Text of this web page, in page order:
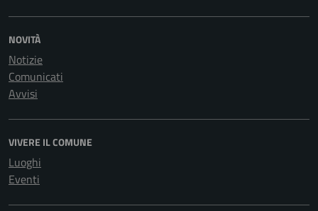
NOVITÀ
Notizie
Comunicati
Avvisi
VIVERE IL COMUNE
Luoghi
Eventi